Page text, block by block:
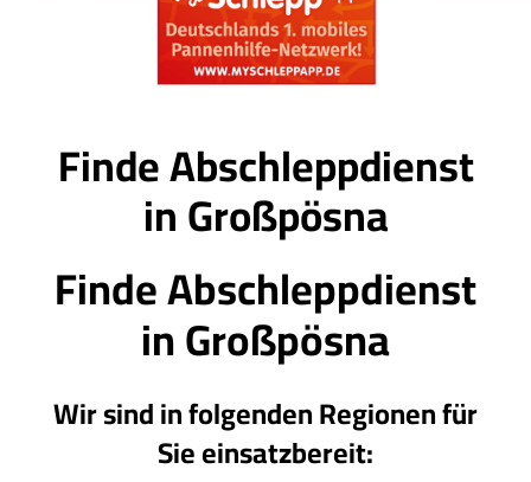
Finde Abschleppdienst
in Großpösna
Finde Abschleppdienst
inGroßpösna
Wir sind in folgenden Regionen für
Sie einsatzbereit: